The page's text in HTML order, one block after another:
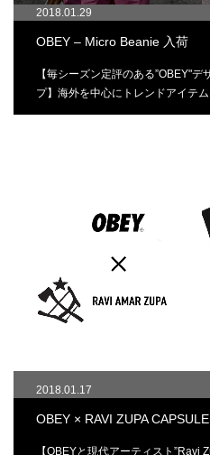
2018.01.29
OBEY – Micro Beanie 入荷
【毎シーズン定評のある”OBEY"
プ】海外を中心にトレンドアイテ
2018.01.17
OBEY × RAVI ZUPA
【OBEYと現代アーティスト”Ravi